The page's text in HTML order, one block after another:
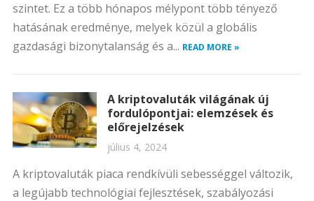
szintet. Ez a több hónapos mélypont több tényező
hatásának eredménye, melyek közül a globális
gazdasági bizonytalanság és a... READ MORE »
A kriptovaluták világának új
fordulópontjai: elemzések és
előrejelzések
július 4, 2024
A kriptovaluták piaca rendkívüli sebességgel változik,
a legújabb technológiai fejlesztések, szabályozási